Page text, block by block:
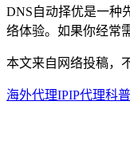
DNS自动择优是一种
络体验。如果你经常
本文来自网络投稿，
海外代理IPIP代理科普